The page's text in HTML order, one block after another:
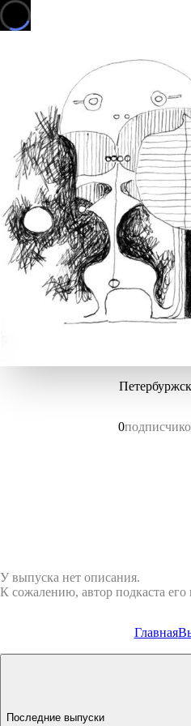
0
У выпуска нет описания.
К сожалению, автор подкаста его
Главная
Последние выпуски